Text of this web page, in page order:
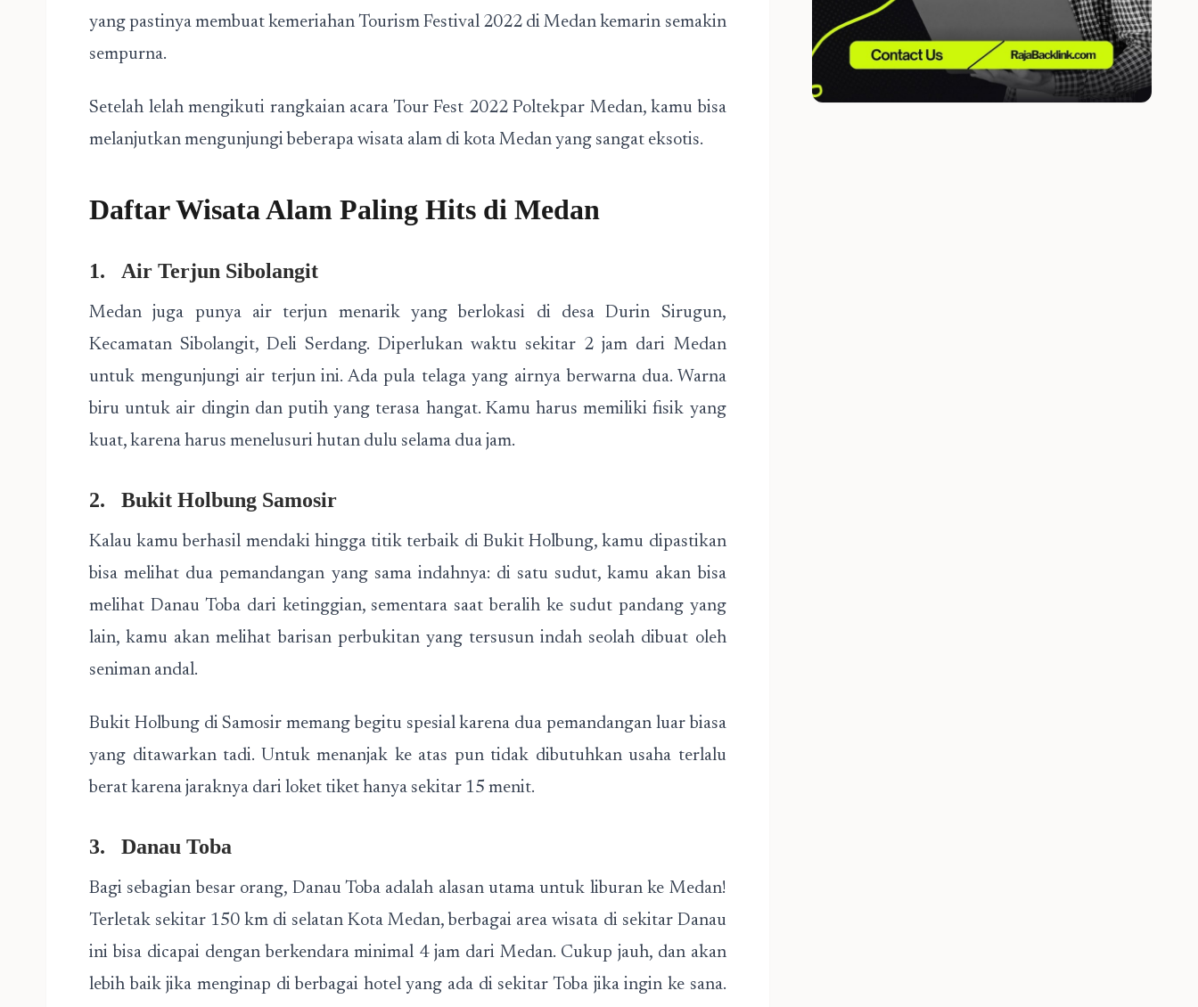
yang pastinya membuat kemeriahan Tourism Festival 2022 di Medan kemarin semakin
sempurna.
Setelah lelah mengikuti rangkaian acara Tour Fest 2022 Poltekpar Medan, kamu bisa
melanjutkan mengunjungi beberapa wisata alam di kota Medan yang sangat eksotis.
Daftar Wisata Alam Paling Hits di Medan
1. Air Terjun Sibolangit
Medan juga punya air terjun menarik yang berlokasi di desa Durin Sirugun,
Kecamatan Sibolangit, Deli Serdang. Diperlukan waktu sekitar 2 jam dari Medan
untuk mengunjungi air terjun ini. Ada pula telaga yang airnya berwarna dua. Warna
biru untuk air dingin dan putih yang terasa hangat. Kamu harus memiliki fisik yang
kuat, karena harus menelusuri hutan dulu selama dua jam.
2. Bukit Holbung Samosir
Kalau kamu berhasil mendaki hingga titik terbaik di Bukit Holbung, kamu dipastikan
bisa melihat dua pemandangan yang sama indahnya: di satu sudut, kamu akan bisa
melihat Danau Toba dari ketinggian, sementara saat beralih ke sudut pandang yang
lain, kamu akan melihat barisan perbukitan yang tersusun indah seolah dibuat oleh
seniman andal.
Bukit Holbung di Samosir memang begitu spesial karena dua pemandangan luar biasa
yang ditawarkan tadi. Untuk menanjak ke atas pun tidak dibutuhkan usaha terlalu
berat karena jaraknya dari loket tiket hanya sekitar 15 menit.
3. Danau Toba
Bagi sebagian besar orang, Danau Toba adalah alasan utama untuk liburan ke Medan!
Terletak sekitar 150 km di selatan Kota Medan, berbagai area wisata di sekitar Danau
ini bisa dicapai dengan berkendara minimal 4 jam dari Medan. Cukup jauh, dan akan
lebih baik jika menginap di berbagai hotel yang ada di sekitar Toba jika ingin ke sana.